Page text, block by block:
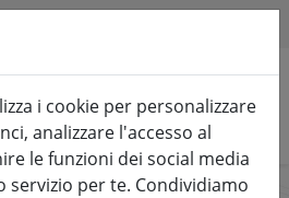
i cookie per personalizzare
analizzare l'accesso al
le funzioni dei social media
servizio per te. Condividiamo